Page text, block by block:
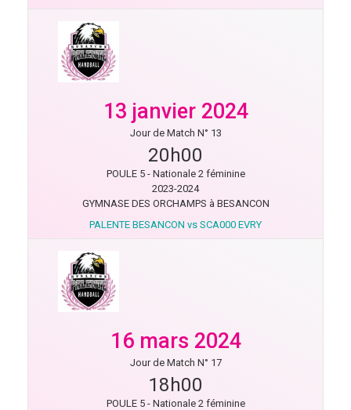
13 janvier 2024
Jour de Match N° 13
20h00
POULE 5 - Nationale 2 féminine
2023-2024
GYMNASE DES ORCHAMPS à BESANCON
PALENTE BESANCON vs SCA000 EVRY
16 mars 2024
Jour de Match N° 17
18h00
POULE 5 - Nationale 2 féminine